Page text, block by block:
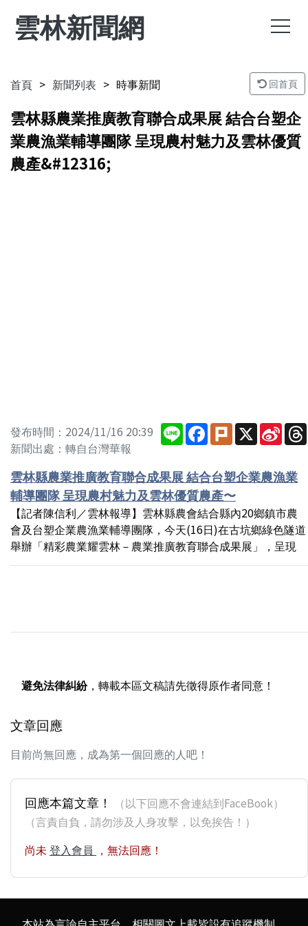
雲林新聞網
首頁 新聞列表 時事新聞 回首頁
雲林縣農業推廣教育聯合成果展 結合台塑企
業農漁業輔導團隊 呈現農村魅力及雲林優質
農產&#12316;
發布時間：2024/11/16 20:39
新聞出處：轉自台灣華報
Line Facebook
PlurkX Sina
雲林縣農業推廣教育聯合成果展 結合台塑企業農漁業
輔導團隊 呈現農村魅力及雲林優質農產〜
【記者陳信利／雲林報導】雲林縣農會結合縣內20鄉鎮市農
會及台塑企業農漁業輔導團隊，今天(16日)在古坑鄉綠色隧道
舉辦「精彩農業耀雲林－農業推廣教育聯合成果展」，呈現
避免法律糾紛，轉載本區文稿請先徵得原作者同意！
文章回應
目前尚無回應，成為第一個回應的人吧！
回應本篇文章！
（以下回應不會連結到FaceBook）
（言責自負，請勿涉及人身攻擊，以免挨告！）
尚未 登入會員 ，無法回應！